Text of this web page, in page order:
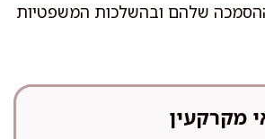
שלהם ובהשלכות המשפטיות
מקרקעין